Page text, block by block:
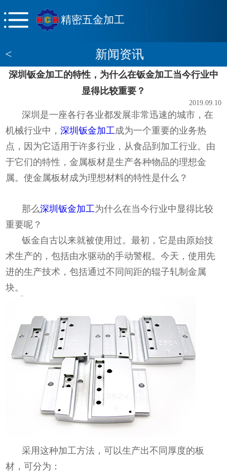
精密五金加工
< 新闻资讯
深圳钣金加工的特性，为什么在钣金加工当今行业中
显得比较重要？
2019.09.10
深圳是一座各行各业都发展非常迅速的城市，在
机械行业中，深圳钣金加工成为一个重要的业务热
点，因为它适用于许多行业，从食品到加工行业。由
于它们的特性，金属板材是生产各种物品的理想金
属。使金属板材成为理想材料的特性是什么？
那么深圳钣金加工为什么在当今行业中显得比较
重要呢？
钣金自古以来就被使用过。最初，它是由原始技
术生产的，包括由水驱动的手动警棍。今天，使用先
进的生产技术，包括通过不同间距的辊子轧制金属
块。
采用这种加工方法，可以生产出不同厚度的板
材，可分为：